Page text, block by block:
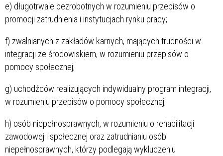
e) długotrwale bezrobotnych w rozumieniu przepisów o
promocji zatrudnienia i instytucjach rynku pracy;
f) zwalnianych z zakładów karnych, mających trudności w
integracji ze środowiskiem, w rozumieniu przepisów o
pomocy społecznej;
g) uchodźców realizujących indywidualny program integracji,
w rozumieniu przepisów o pomocy społecznej;
h) osób niepełnosprawnych, w rozumieniu o rehabilitacji
zawodowej i społecznej oraz zatrudnianiu osób
niepełnosprawnych, którzy podlegają wykluczeniu